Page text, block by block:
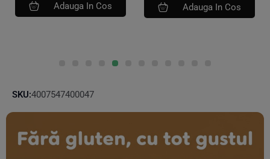
Adauga In Cos Adauga In Cos
SKU:4007547400047